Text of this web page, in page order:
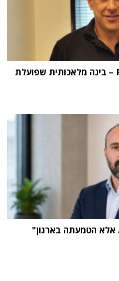
"העתיד הוא Physical AI – בינה מלאכותית שפועלת